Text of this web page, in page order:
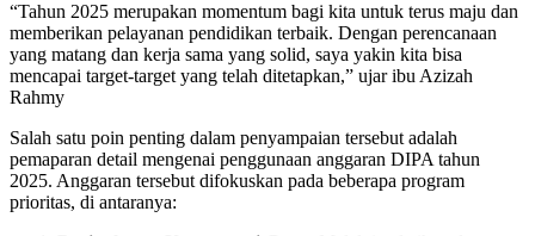
“Tahun 2025 merupakan momentum bagi kita untuk terus maju dan
memberikan pelayanan pendidikan terbaik. Dengan perencanaan
yang matang dan kerja sama yang solid, saya yakin kita bisa
mencapai target-target yang telah ditetapkan,” ujar ibu Azizah
Rahmy
Salah satu poin penting dalam penyampaian tersebut adalah
pemaparan detail mengenai penggunaan anggaran DIPA tahun
2025. Anggaran tersebut difokuskan pada beberapa program
prioritas, di antaranya: